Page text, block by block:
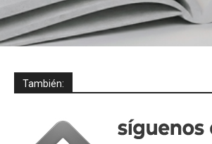
También: